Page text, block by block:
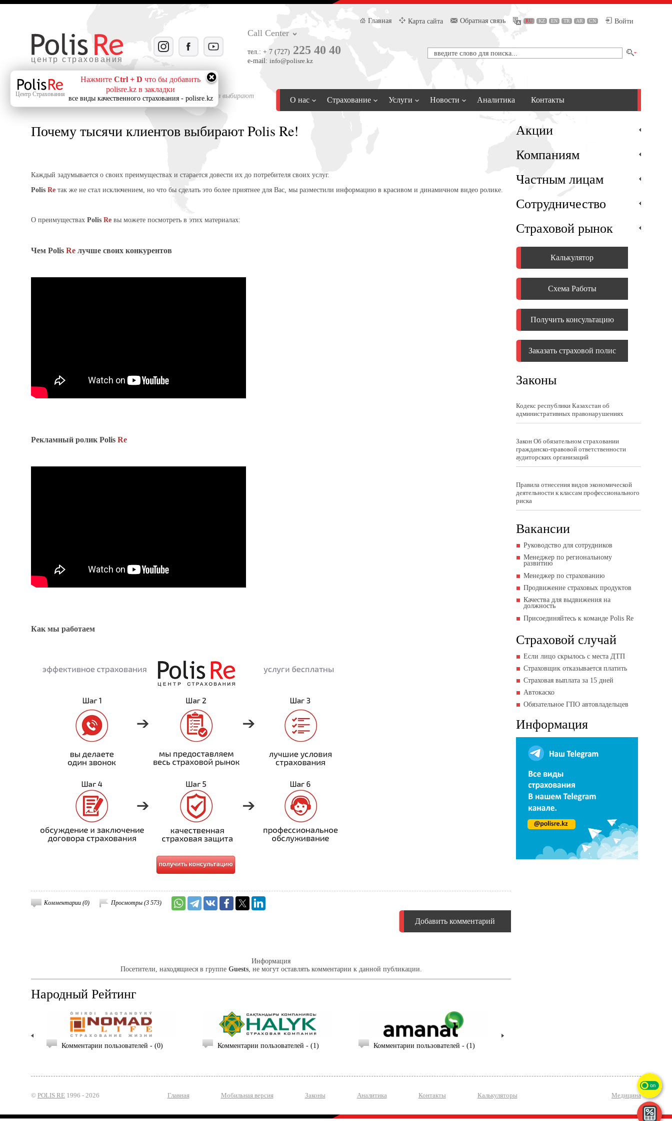
центр страхования
Call Center
тел.: + 7 (727) 225 40 40
e-mail: info@polisre.kz
Главная Карта сайта Обратная связь RU KZ EN TR AR CN Войти
Главная»Популярное на сайте» Почему тысячи клиентов выбирают
О нас Страхование Услуги Новости Аналитика Контакты
Почему тысячи клиентов выбирают Polis Re!
Каждый задумывается о своих преимуществах и старается довести их до потребителя своих услуг.
Polis Re так же не стал исключением, но что бы сделать это более приятнее для Вас, мы разместили информацию в красивом и динамичном видео ролике.
О преимуществах Polis Re вы можете посмотреть в этих материалах:
Чем Polis Re лучше своих конкурентов
Рекламный ролик Polis Re
Как мы работаем
Комментарии (0) Просмотры (3 573)
Добавить комментарий
Информация
Посетители, находящиеся в группе Guests, не могут оставлять комментарии к данной публикации.
Акции
Компаниям
Частным лицам
Сотрудничество
Страховой рынок
Калькулятор
Схема Работы
Получить консультацию
Заказать страховой полис
Законы
Кодекс республики Казахстан об
административных правонарушениях
Закон Об обязательном страховании
гражданско-правовой ответственности
аудиторских организаций
Правила отнесения видов экономической
деятельности к классам профессионального
риска
Вакансии
Руководство для сотрудников
Менеджер по региональному
развитию
Менеджер по страхованию
Продвижение страховых продуктов
Качества для выдвижения на
должность
Присоединяйтесь к команде Polis Re
Страховой случай
Если лицо скрылось с места ДТП
Страховщик отказывается платить
Страховая выплата за 15 дней
Автокаско
Обязательное ГПО автовладельцев
Информация
Народный Рейтинг
Комментарии пользователей - (1)
Комментарии пользователей - (0) Комментарии пользователей - (1) Комментарии пользователей - (1)
© POLIS RE 1996 - 2026 Главная Мобильная версия Законы Аналитика Контакты Калькуляторы Медицина
Центр Страхования
Нажмите Ctrl + D что бы добавить
polisre.kz в закладки
все виды качественного страхования - polisre.kz